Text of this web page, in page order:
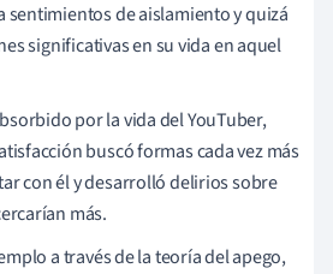
sentimientos de aislamiento y quizá
significativas en su vida en aquel
por la vida del YouTuber,
buscó formas cada vez más
con él y desarrolló delirios sobre
más.
a través de la teoría del apego,